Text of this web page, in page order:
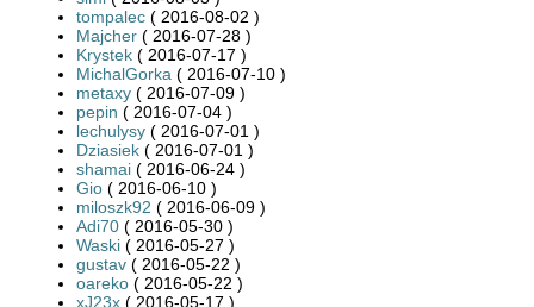
tompalec ( 2016-08-02 )
Majcher ( 2016-07-28 )
Krystek ( 2016-07-17 )
MichalGorka ( 2016-07-10 )
metaxy ( 2016-07-09 )
pepin ( 2016-07-04 )
lechulysy ( 2016-07-01 )
Dziasiek ( 2016-07-01 )
shamai ( 2016-06-24 )
Gio ( 2016-06-10 )
miloszk92 ( 2016-06-09 )
Adi70 ( 2016-05-30 )
Waski ( 2016-05-27 )
gustav ( 2016-05-22 )
oareko ( 2016-05-22 )
xJ23x ( 2016-05-17 )